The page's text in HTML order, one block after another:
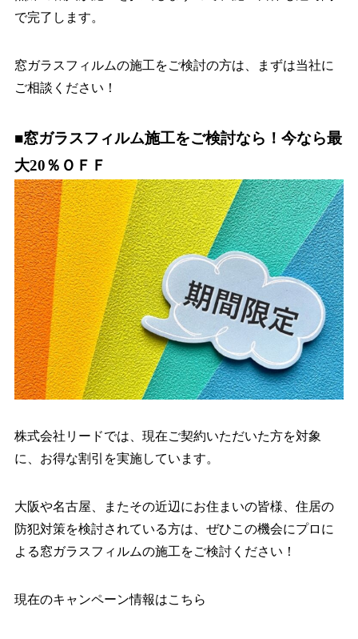
で完了します。
窓ガラスフィルムの施工をご検討の方は、まずは当社に
ご相談ください！
■窓ガラスフィルム施工をご検討なら！今なら最
大20％ＯＦＦ
株式会社リードでは、現在ご契約いただいた方を対象
に、お得な割引を実施しています。
大阪や名古屋、またその近辺にお住まいの皆様、住居の
防犯対策を検討されている方は、ぜひこの機会にプロに
よる窓ガラスフィルムの施工をご検討ください！
現在のキャンペーン情報はこちら